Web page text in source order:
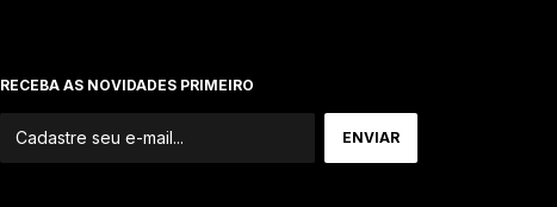
RECEBA AS NOVIDADES PRIMEIRO